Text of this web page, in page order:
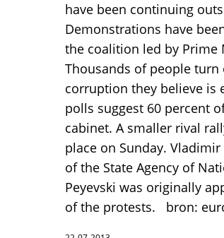
have been continuing
Demonstrations have
the coalition led by Prime
Thousands of people
corruption they believe is
polls suggest 60 percent
cabinet. A smaller rival
place on Sunday.
of the State Agency of
Peyevski was originally
of the protests. bron: